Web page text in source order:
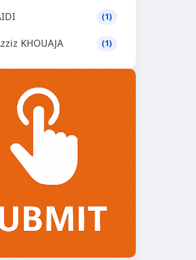
(1)
KHOUAJA (1)